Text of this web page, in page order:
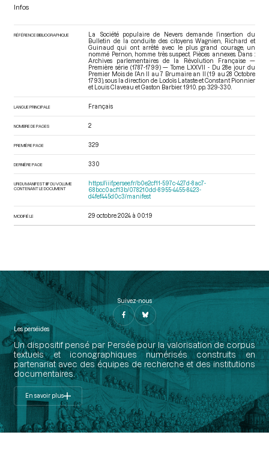
Infos
RÉFÉRENCE BIBLIOGRAPHIQUE
La Société populaire de Nevers demande l’insertion du
Bulletin de la conduite des citoyens Wagnien, Richard et
Guinaud qui ont arrêté avec le plus grand courage, un
nommé Pernon, homme très suspect. Pièces annexes. Dans :
Archives parlementaires de la Révolution Française —
Première série (1787-1799) — Tome LXXVII - Du 28e jour du
Premier Mois de l’An II au 7 Brumaire an II (19 au 28 Octobre
1793) , sous la direction de Lodoïs Lataste et Constant Pionnier
et Louis Claveau et Gaston Barbier. 1910. pp. 329-330.
LANGUE PRINCIPALE Français
NOMBRE DE PAGES 2
PREMIÈRE PAGE 329
DERNIÈRE PAGE 330
URI DU MANIFEST IIIF DU VOLUME
CONTENANT LE DOCUMENT
https://iiif.persee.fr/b0e2cf11-597c-427d-8ac7-
68bcc0acf13b/078210dd-8955-4455-8423-
d4fef445d0c3/manifest
MODIFIÉ LE 29 octobre 2024 à 00:19
Suivez-nous
Les perséides
Un dispositif pensé par Persée pour la valorisation de corpus
textuels et iconographiques numérisés construits en
partenariat avec des équipes de recherche et des institutions
documentaires.
En savoir plus